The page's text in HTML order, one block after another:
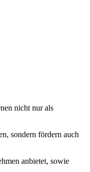
nicht nur als
sondern fördern auch
anbietet, sowie